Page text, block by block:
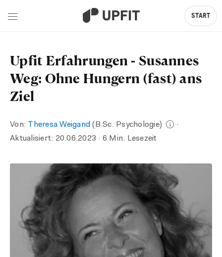
Upfit Erfahrungen - Susannes
Weg: Ohne Hungern (fast) ans
Ziel
Von: Theresa Weigand (B.Sc. Psychologie)
·
Aktualisiert: 20.06.2023 · 6 Min. Lesezeit
START